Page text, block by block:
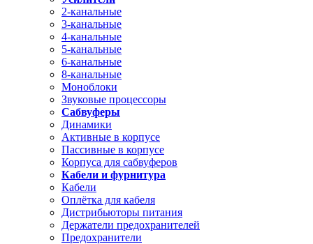
2-канальные
3-канальные
4-канальные
5-канальные
6-канальные
8-канальные
Моноблоки
Звуковые процессоры
Сабвуферы
Динамики
Активные в корпусе
Пассивные в корпусе
Корпуса для сабвуферов
Кабели и фурнитура
Кабели
Оплётка для кабеля
Дистрибьюторы питания
Держатели предохранителей
Предохранители